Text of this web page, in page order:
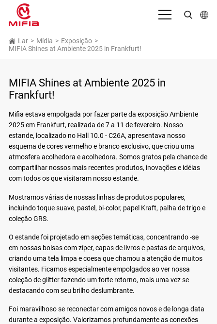
بالعربية
Español
Français
Bahasa Indonesia
Italiano
日本語
Русский язык
Lar > Mídia > Exposição >
MIFIA Shines at Ambiente 2025 in Frankfurt!
MIFIA Shines at Ambiente 2025 in
Frankfurt!
Mifia estava empolgada por fazer parte da exposição Ambiente
2025 em Frankfurt, realizada de 7 a 11 de fevereiro. Nosso
estande, localizado no Hall 10.0 - C26A, apresentava nosso
esquema de cores vermelho e branco exclusivo, que criou uma
atmosfera acolhedora e acolhedora. Somos gratos pela chance de
compartilhar nossos mais recentes produtos, inovações e idéias
com todos os que visitaram nosso estande.
Mostramos várias de nossas linhas de produtos populares,
incluindo toque suave, pastel, bi-color, papel Kraft, palha de trigo e
coleção GRS.
O estande foi projetado em seções temáticas, concentrando -se
em nossas bolsas com zíper, capas de livros e pastas de arquivos,
criando uma tela limpa e coesa que chamou a atenção de muitos
visitantes. Ficamos especialmente empolgados ao ver nossa
coleção de glitter fazendo um forte retorno, mais uma vez se
destacando com seu brilho deslumbrante.
Foi maravilhoso se reconectar com amigos novos e de longa data
durante a exposição. Valorizamos profundamente as conexões